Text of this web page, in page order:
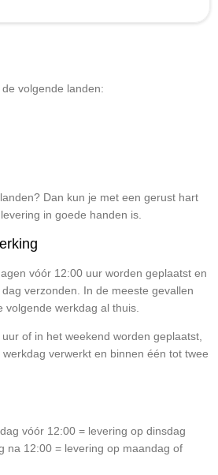
volgende landen:
Dan kun je met een gerust hart
in goede handen is.
vóór 12:00 uur worden geplaatst en
verzonden. In de meeste gevallen
werkdag al thuis.
of in het weekend worden geplaatst,
verwerkt en binnen één tot twee
vóór 12:00 = levering op dinsdag
na 12:00 = levering op maandag of